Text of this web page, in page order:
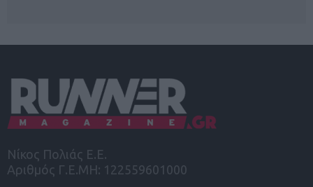
Νίκος Πολιάς Ε.Ε.
Αριθμός Γ.Ε.ΜΗ: 122559601000